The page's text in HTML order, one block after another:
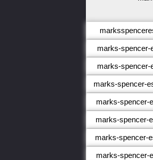
marks-spencer-
marks-spencer-
marks-spencer-
marks-spencer-
marks-spencer-
marks-spencer-
marks-spencer-